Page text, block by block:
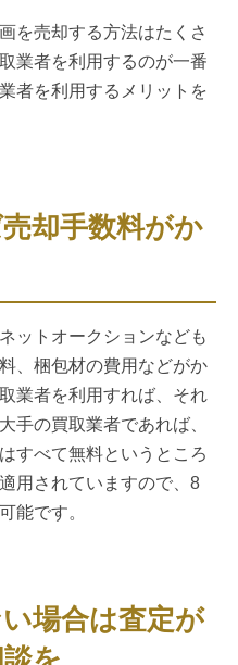
を売却する方法はたくさ
業者を利用するのが一番
者を利用するメリットを
却手数料がか
ットオークションなども
、梱包材の費用などがか
業者を利用すれば、それ
手の買取業者であれば、
すべて無料というところ
用されていますので、8
能です。
場合は査定が